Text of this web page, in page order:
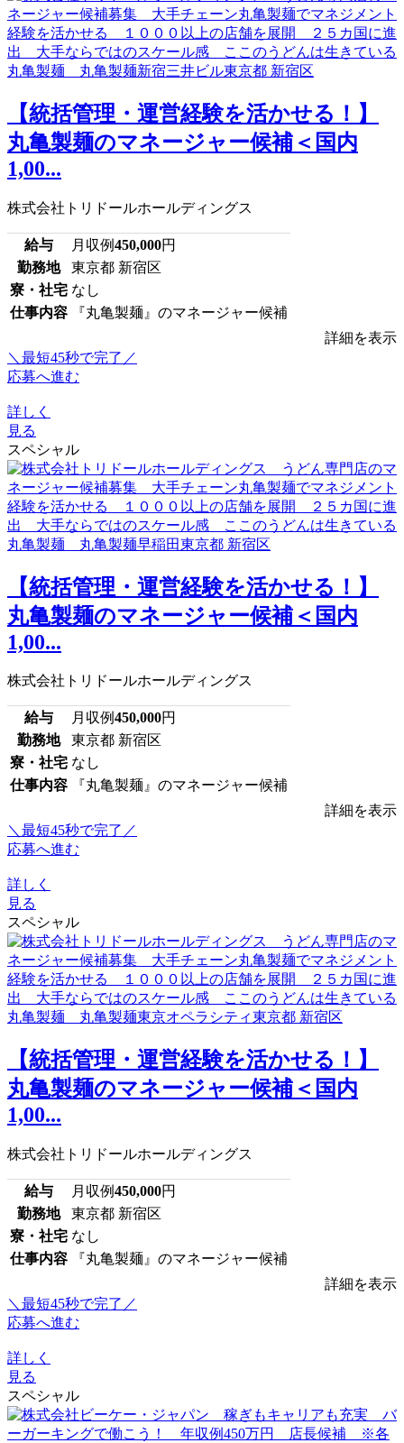
【統括管理・運営経験を活かせる！】
丸亀製麺のマネージャー候補＜国内
1,00...
株式会社トリドールホールディングス
給与 月収例450,000円
勤務地
東京都 新宿区
寮・社宅 なし
仕事内容
『丸亀製麺』のマネージャー候補
詳細を表示
＼最短45秒で完了／
応募へ進む
詳しく
見る
スペシャル
【統括管理・運営経験を活かせる！】
丸亀製麺のマネージャー候補＜国内
1,00...
株式会社トリドールホールディングス
給与 月収例450,000円
勤務地
東京都 新宿区
寮・社宅 なし
仕事内容
『丸亀製麺』のマネージャー候補
詳細を表示
＼最短45秒で完了／
応募へ進む
詳しく
見る
スペシャル
【統括管理・運営経験を活かせる！】
丸亀製麺のマネージャー候補＜国内
1,00...
株式会社トリドールホールディングス
給与 月収例450,000円
勤務地
東京都 新宿区
寮・社宅 なし
仕事内容
『丸亀製麺』のマネージャー候補
詳細を表示
＼最短45秒で完了／
応募へ進む
詳しく
見る
スペシャル